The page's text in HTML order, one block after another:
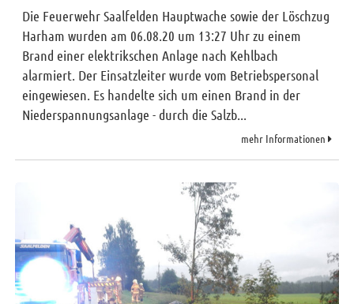
Die Feuerwehr Saalfelden Hauptwache sowie der Löschzug
Harham wurden am 06.08.20 um 13:27 Uhr zu einem
Brand einer elektrikschen Anlage nach Kehlbach
alarmiert. Der Einsatzleiter wurde vom Betriebspersonal
eingewiesen. Es handelte sich um einen Brand in der
Niederspannungsanlage - durch die Salzb...
mehr Informationen